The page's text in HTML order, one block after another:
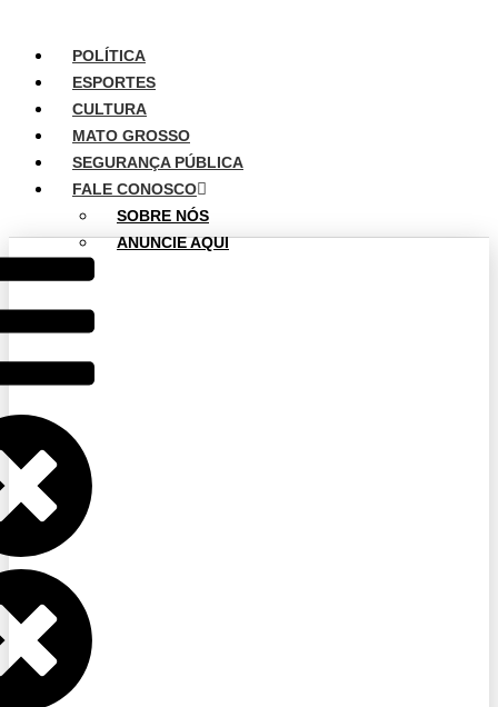
POLÍTICA
ESPORTES
CULTURA
MATO GROSSO
SEGURANÇA PÚBLICA
FALE CONOSCO
SOBRE NÓS
ANUNCIE AQUI